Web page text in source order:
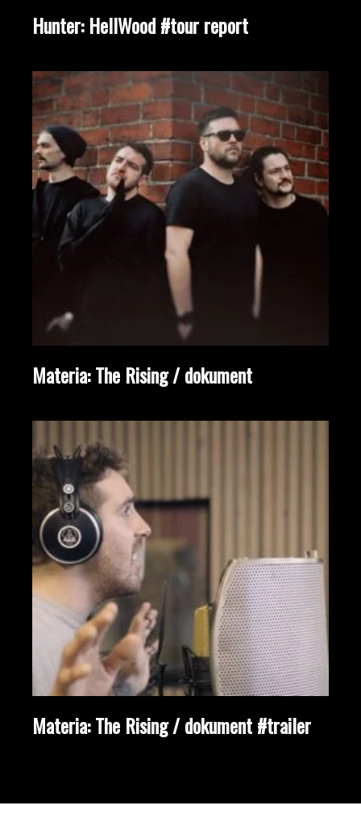
Hunter: HellWood #tour report
Materia: The Rising / dokument
Materia: The Rising / dokument #trailer